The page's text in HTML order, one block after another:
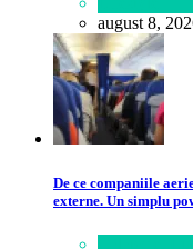
august 8,
De ce companiile
externe. Un simplu